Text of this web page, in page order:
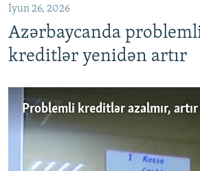
İyun 26, 2026
Azərbaycanda
kreditlər yenidən artır
Problemli kreditlər azalmır, artır